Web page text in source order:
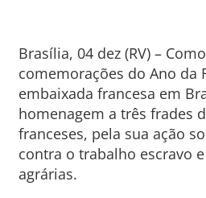
Brasília, 04 dez (RV) –
comemorações do Ano da
embaixada francesa em
homenagem a três frades
franceses, pela sua ação
contra o trabalho escravo
agrárias.